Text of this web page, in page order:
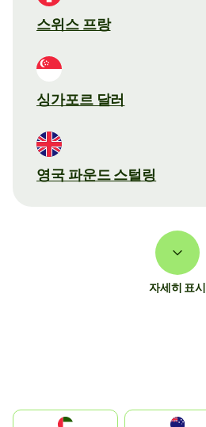
스위스 프랑
싱가포르 달러
영국 파운드 스털링
자세히 표시